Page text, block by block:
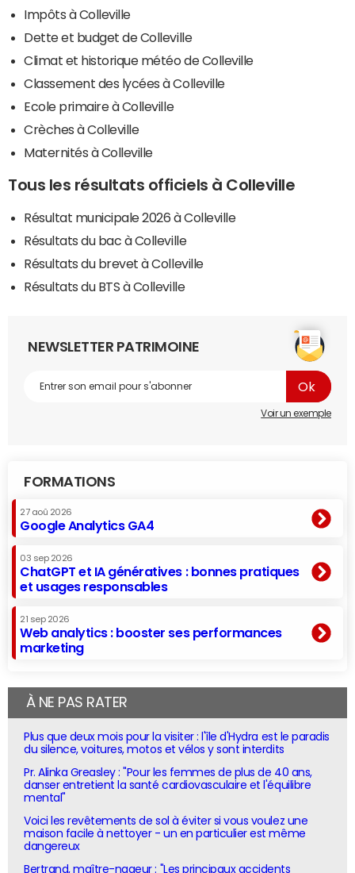
Impôts à Colleville
Dette et budget de Colleville
Climat et historique météo de Colleville
Classement des lycées à Colleville
Ecole primaire à Colleville
Crèches à Colleville
Maternités à Colleville
Tous les résultats officiels à Colleville
Résultat municipale 2026 à Colleville
Résultats du bac à Colleville
Résultats du brevet à Colleville
Résultats du BTS à Colleville
NEWSLETTER PATRIMOINE
Voir un exemple
FORMATIONS
27 aoû 2026
Google Analytics GA4
03 sep 2026
ChatGPT et IA génératives : bonnes pratiques
et usages responsables
21 sep 2026
Web analytics : booster ses performances
marketing
À NE PAS RATER
Plus que deux mois pour la visiter : l'île d'Hydra est le paradis
du silence, voitures, motos et vélos y sont interdits
Pr. Alinka Greasley : "Pour les femmes de plus de 40 ans,
danser entretient la santé cardiovasculaire et l'équilibre
mental"
Voici les revêtements de sol à éviter si vous voulez une
maison facile à nettoyer - un en particulier est même
dangereux
Bertrand, maître-nageur : "Les principaux accidents